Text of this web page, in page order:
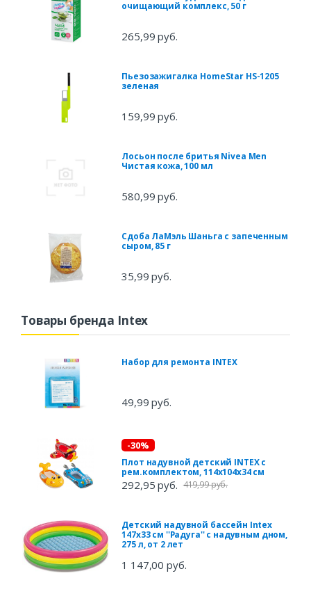
очищающий комплекс, 50 г
265,99 руб.
Пьезозажигалка HomeStar HS-1205
зеленая
159,99 руб.
Лосьон после бритья Nivea Men
Чистая кожа, 100 мл
580,99 руб.
Сдоба ЛаМэль Шаньга с запеченным
сыром, 85 г
35,99 руб.
Товары бренда Intex
Набор для ремонта INTEX
49,99 руб.
-30%
Плот надувной детский INTEX с
рем.комплектом, 114x104x34 см
292,95 руб. 419,99 руб.
Детский надувной бассейн Intex
147х33 см ''Радуга'' с надувным дном,
275 л, от 2 лет
1 147,00 руб.